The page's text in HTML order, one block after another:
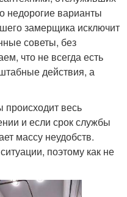
недорогие варианты
замерщика исключит
советы, без
что не всегда есть
действия, а
весь
и если срок службы
массу неудобств.
поэтому как не